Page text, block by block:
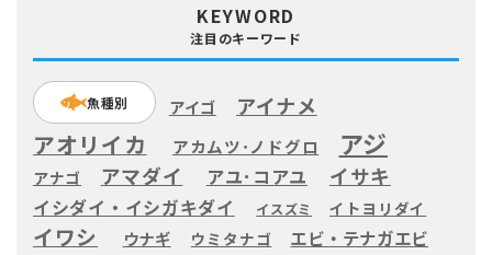
KEYWORD
注目のキーワード
魚種別 アイゴ アイナメ
アオリイカ アカムツ･ノドグロ アジ
アナゴ アマダイ アユ･コアユ イサキ
イシダイ・イシガキダイ イスズミ イトヨリダイ
イワシ ウナギ ウミタナゴ エビ・テナガエビ